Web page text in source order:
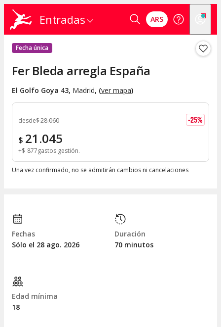
Entradas ARS
Fecha única
Fer Bleda arregla España
El Golfo Goya 43, Madrid, (ver mapa)
desde$28.060 -25%
$ 21.045
+$ 877gastos gestión
Una vez confirmado, no se admitirán cambios ni cancelaciones
Fechas
Sólo el 28 ago. 2026
Duración
70 minutos
Edad mínima
18